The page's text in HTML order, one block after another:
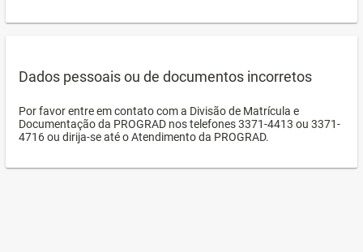
Dados pessoais ou de documentos incorretos
Por favor entre em contato com a Divisão de Matrícula e
Documentação da PROGRAD nos telefones 3371-4413 ou 3371-
4716 ou dirija-se até o Atendimento da PROGRAD.